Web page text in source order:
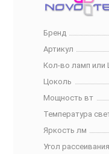
Бренд
Артикул
Кол-во ламп или
Цоколь
Мощность вт
Температура
Яркость лм
Угол